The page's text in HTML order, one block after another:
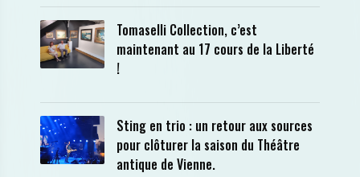
Tomaselli Collection, c’est
maintenant au 17 cours de la Liberté
!
Sting en trio : un retour aux sources
pour clôturer la saison du Théâtre
antique de Vienne.